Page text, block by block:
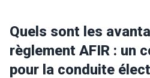
Quels sont les
règlement AFIR : un
pour la conduite